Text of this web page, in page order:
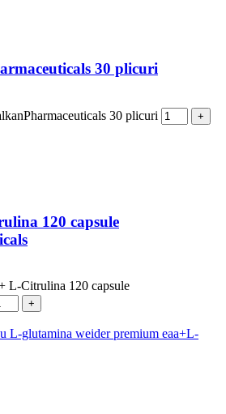
30 plicuri
30 plicuri
120 capsule
L-Citrulina 120 capsule